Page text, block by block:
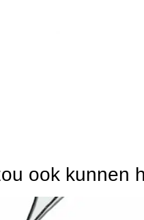
ook kunnen